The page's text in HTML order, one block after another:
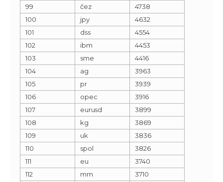
99
čez
4738
100
jpy
4632
101
dss
4554
102
ibm
4453
103
sme
4416
104
ag
3963
105
pr
3939
106
opec
3916
107
eurusd
3899
108
kg
3869
109
uk
3836
110
spol
3826
111
eu
3740
112
mm
3710